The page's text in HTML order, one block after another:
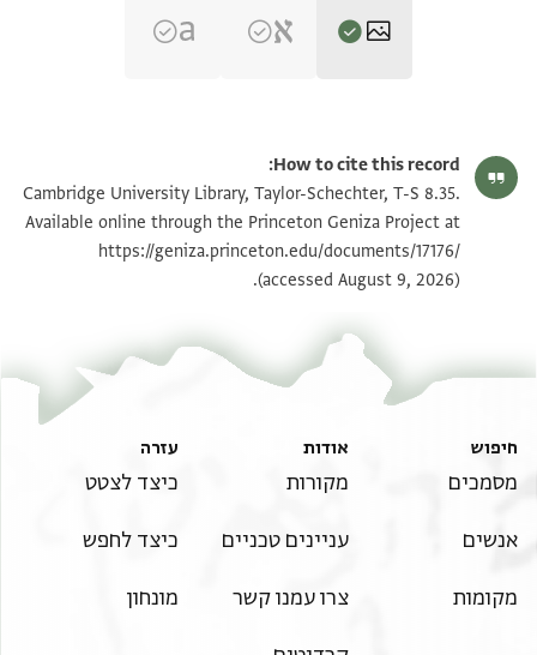
T-S 8.35 1v הגדל וסובב
תנאי היתר שימוש בתצלום
How to cite this record:
Cambridge University Library, Taylor-Schechter, T-S 8.35.
Available online through the Princeton Geniza Project at
https://geniza.princeton.edu/documents/17176/
(accessed August 9, 2026).
חיפוש
מסמכים
אנשים
מקומות
אודות
מקורות
עניינים טכניים
צרו עמנו קשר
עזרה
כיצד לצטט
כיצד לחפש
מונחון